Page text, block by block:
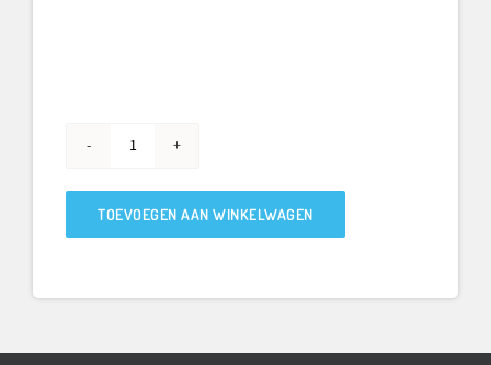
Optellen
en
aftrekken
Oefenboek
(set
5)
TOEVOEGEN AAN WINKELWAGEN